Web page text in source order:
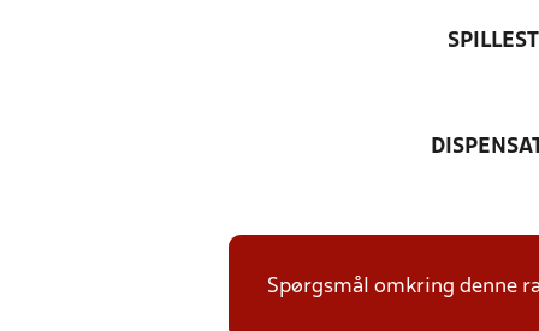
Spørgsmål omkring denne